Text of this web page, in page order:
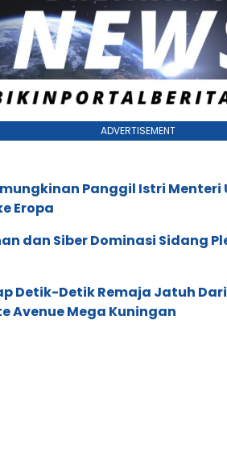
ADVERTISEMENT
Panggil Istri Menteri
Eropa
dan Siber Dominasi Sidang
Detik-Detik Remaja Jatuh
Avenue Mega Kuningan